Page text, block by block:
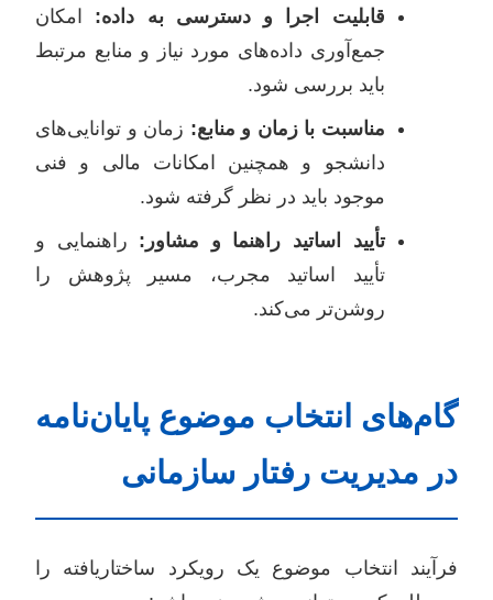
قابلیت اجرا و دسترسی به داده: امکان
جمع‌آوری داده‌های مورد نیاز و منابع مرتبط
باید بررسی شود.
مناسبت با زمان و منابع: زمان و توانایی‌های
دانشجو و همچنین امکانات مالی و فنی
موجود باید در نظر گرفته شود.
تأیید اساتید راهنما و مشاور: راهنمایی و
تأیید اساتید مجرب، مسیر پژوهش را
روشن‌تر می‌کند.
گام‌های انتخاب موضوع پایان‌نامه
در مدیریت رفتار سازمانی
فرآیند انتخاب موضوع یک رویکرد ساختاریافته را